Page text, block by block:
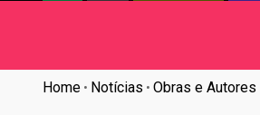
Home • Notícias • Obras e Autores